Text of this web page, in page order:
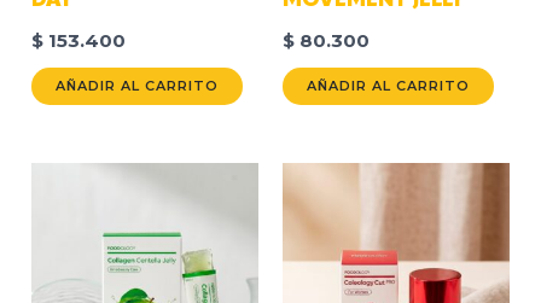
$ 153.400
AÑADIR AL CARRITO
$ 80.300
AÑADIR AL CARRITO